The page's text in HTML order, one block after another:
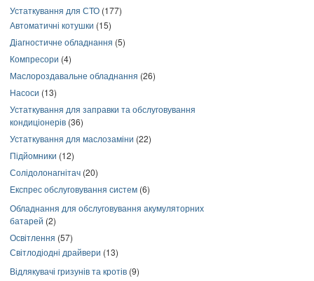
Устаткування для СТО (177)
Автоматичні котушки (15)
Діагностичне обладнання (5)
Компресори (4)
Маслороздавальне обладнання (26)
Насоси (13)
Устаткування для заправки та обслуговування
кондиціонерів (36)
Устаткування для маслозаміни (22)
Підйомники (12)
Солідолонагнітач (20)
Експрес обслуговування систем (6)
Обладнання для обслуговування акумуляторних
батарей (2)
Освітлення (57)
Світлодіодні драйвери (13)
Відлякувачі гризунів та кротів (9)